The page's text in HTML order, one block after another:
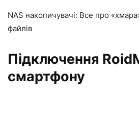
NAS накопичувачі: Все про
файлів
Підключення
смартфону